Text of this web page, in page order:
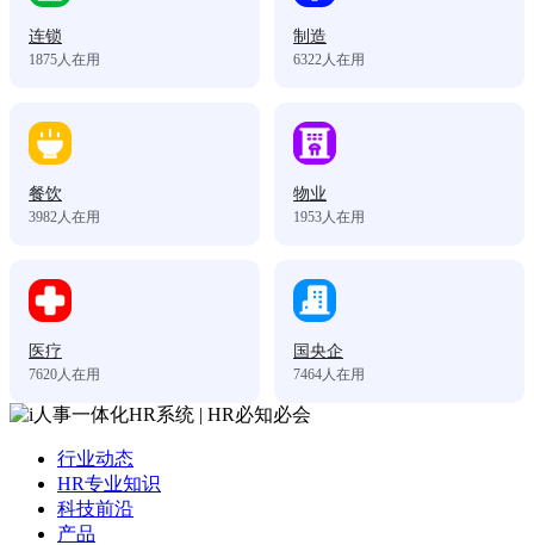
连锁
1875 人在用
制造
6322 人在用
餐饮
3982 人在用
物业
1953 人在用
医疗
7620 人在用
国央企
7464 人在用
行业动态
HR专业知识
科技前沿
产品